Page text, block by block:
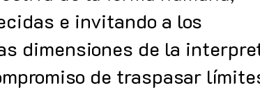
e invitando a los
dimensiones de la
de traspasar